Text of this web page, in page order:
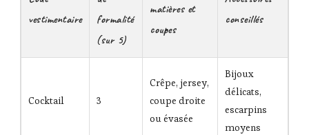
vestimentaire
formalité
(sur 5)
matières et
coupes
conseillés
Cocktail 3
Crêpe, jersey,
coupe droite
ou évasée
Bijoux
délicats,
escarpins
moyens